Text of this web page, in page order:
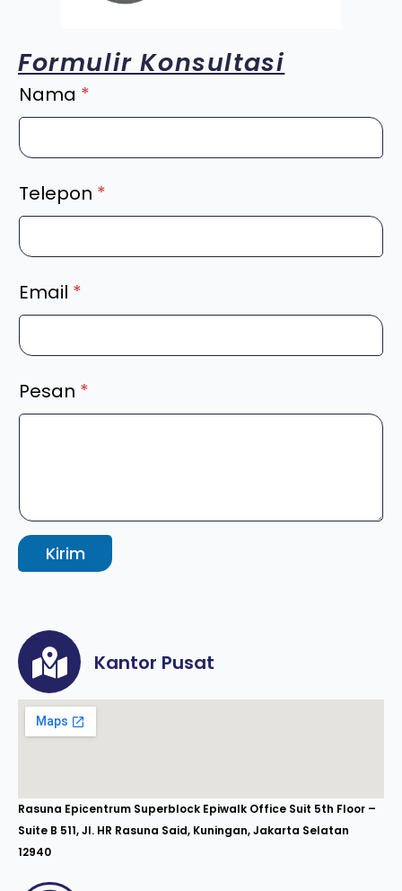
Formulir Konsultasi
Nama *
Telepon *
Email *
Pesan *
Kirim
Kantor Pusat
Rasuna Epicentrum Superblock Epiwalk Office Suit 5th Floor –
Suite B 511, Jl. HR Rasuna Said, Kuningan, Jakarta Selatan
12940